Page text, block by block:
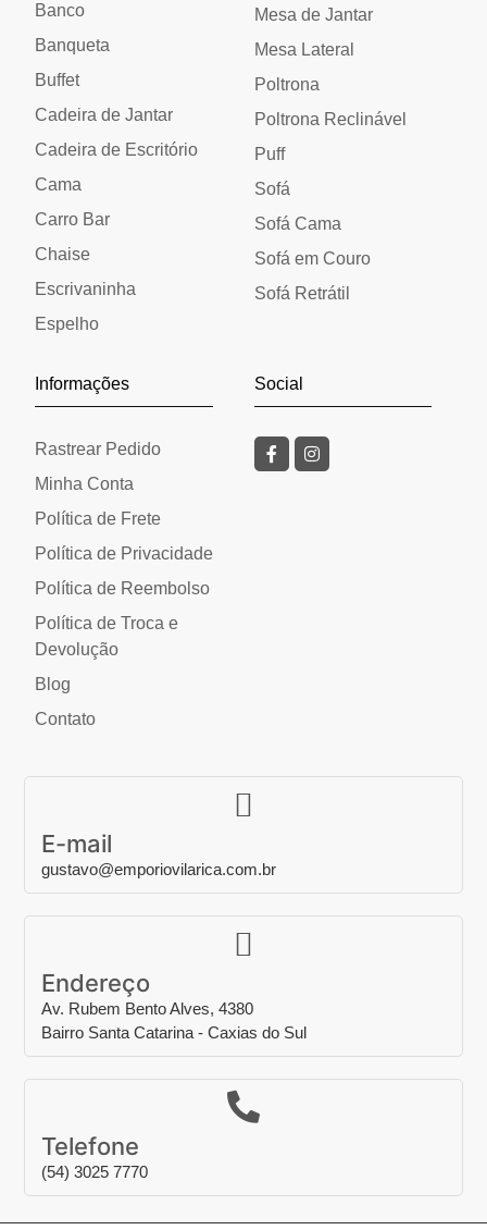
Banco
Banqueta
Buffet
Cadeira de Jantar
Cadeira de Escritório
Cama
Carro Bar
Chaise
Escrivaninha
Espelho
Mesa de Jantar
Mesa Lateral
Poltrona
Poltrona Reclinável
Puff
Sofá
Sofá Cama
Sofá em Couro
Sofá Retrátil
Informações
Rastrear Pedido
Minha Conta
Política de Frete
Política de Privacidade
Política de Reembolso
Política de Troca e
Devolução
Blog
Contato
Social
E-mail
gustavo@emporiovilarica.com.br
Endereço
Av. Rubem Bento Alves, 4380
Bairro Santa Catarina - Caxias do Sul
Telefone
(54) 3025 7770